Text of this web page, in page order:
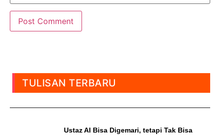
TULISAN TERBARU
Ustaz AI Bisa Digemari, tetapi Tak Bisa